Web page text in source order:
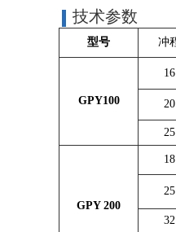
技术参数
型号 冲
GPY100
16
20
25
GPY 200
18
25
32